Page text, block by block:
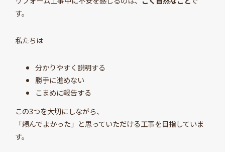
す。
私たちは
分かりやすく説明する
勝手に進めない
こまめに報告する
この3つを大切にしながら、
「頼んでよかった」と思っていただける工事を目指していま
す。